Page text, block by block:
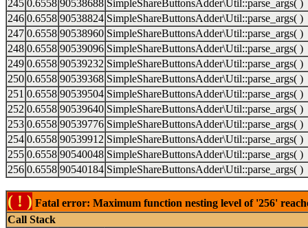
245 0.6558 90538688 SimpleShareButtonsAdder\Util::parse_args( )
246 0.6558 90538824 SimpleShareButtonsAdder\Util::parse_args( )
247 0.6558 90538960 SimpleShareButtonsAdder\Util::parse_args( )
248 0.6558 90539096 SimpleShareButtonsAdder\Util::parse_args( )
249 0.6558 90539232 SimpleShareButtonsAdder\Util::parse_args( )
250 0.6558 90539368 SimpleShareButtonsAdder\Util::parse_args( )
251 0.6558 90539504 SimpleShareButtonsAdder\Util::parse_args( )
252 0.6558 90539640 SimpleShareButtonsAdder\Util::parse_args( )
253 0.6558 90539776 SimpleShareButtonsAdder\Util::parse_args( )
254 0.6558 90539912 SimpleShareButtonsAdder\Util::parse_args( )
255 0.6558 90540048 SimpleShareButtonsAdder\Util::parse_args( )
256 0.6558 90540184 SimpleShareButtonsAdder\Util::parse_args( )
( ! ) Fatal error: Maximum function nesting level of '256'
Call Stack